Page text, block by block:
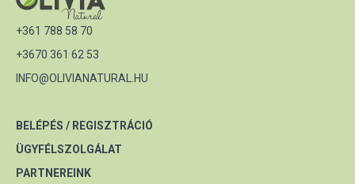
+361 788 58 70
+3670 361 62 53
INFO@OLIVIANATURAL.HU
BELÉPÉS / REGISZTRÁCIÓ
ÜGYFÉLSZOLGÁLAT
PARTNEREINK